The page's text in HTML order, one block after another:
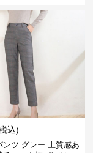
込)
ンツ グレー 上質感あ